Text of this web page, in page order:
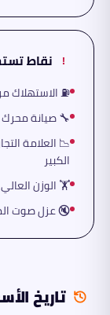
! نقاط
⛽ الاستهلاك
🔧 صيانة محرك 2.0 تيربو قد تكون أكثر كلفة
الكبير
🏋️ الوزن
🔇 عزل صوت
تاريخ